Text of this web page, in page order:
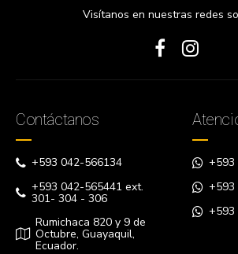
Visítanos en nuestras redes
Contáctanos
+593 042-566134
+593 042-565441 ext.
301- 304 - 306
Rumichaca 820 y 9 de
Octubre, Guayaquil,
Ecuador.
+593
+593
+593